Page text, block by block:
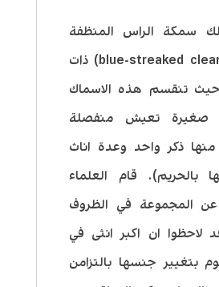
سمكة الراس المنظفة
(blue-streaked cleaner wrasse) ذات
حيث تنقسم هذه الاسماك
صغيرة تعيش منفصلة
ذكر واحد وعدة اناث
بالحريم). قام العلماء
عن المجموعة في الظروف
لاحظوا ان اكبر انثى في
بتغيير جنسها بالتزامن